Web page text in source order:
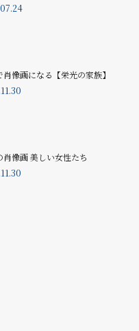
肖像画になる【栄光の家族】
肖像画 美しい女性たち